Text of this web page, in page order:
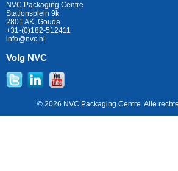
NVC Packaging Centre
Stationsplein 9k
2801 AK, Gouda
+31-(0)182-512411
info@nvc.nl
Volg NVC
© 2026 NVC Packaging Centre. Alle